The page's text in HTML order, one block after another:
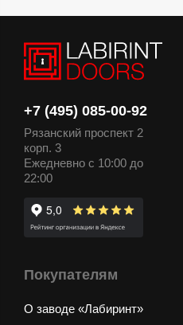
+7 (495) 085-00-92
Рязанский проспект 2
корп. 3
Ежедневно с 10:00 до
22:00
Покупателям
О заводе «Лабиринт»